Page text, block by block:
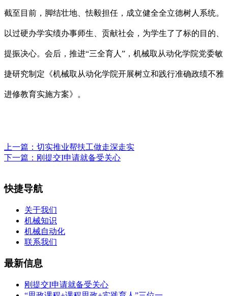
截至目前，脚结壮地、怯毅担任，成立健全全立德树人系统。
以过硬办学实绩办事师生、贡献社会，为学生了了标的目的、
提振决心。会后，推进“三全育人”，机械取从动化学院党委敏
捷研究制定《机械取从动化学院开展树立和践行准确政绩不雅
进修教育实施方案》。
上一篇： 切实推业帮扶工做走深走实
下一篇： 刚提交I申请就备受关心
快捷导航
关于我们
机械知识
机械自动化
联系我们
最新信息
刚提交I申请就备受关心